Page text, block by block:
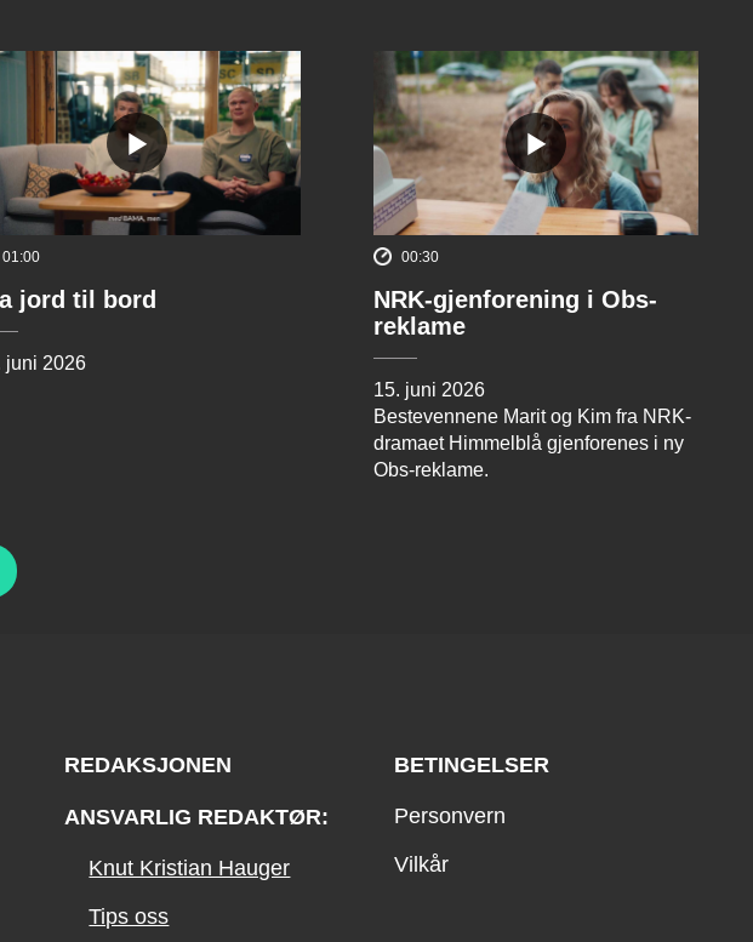
01:00
jord til bord
juni 2026
00:30
NRK-gjenforening i Obs-
reklame
15. juni 2026
Bestevennene Marit og Kim fra NRK-
dramaet Himmelblå gjenforenes i ny
Obs-reklame.
REDAKSJONEN
ANSVARLIG REDAKTØR:
Knut Kristian Hauger
Tips oss
BETINGELSER
Personvern
Vilkår